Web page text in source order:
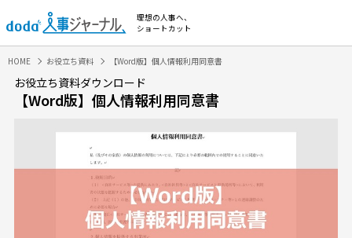
理想の人事へ、
ショートカット
HOME お役立ち資料 【Word版】個人情報利用同意書
お役立ち資料ダウンロード
【Word版】個人情報利用同意書